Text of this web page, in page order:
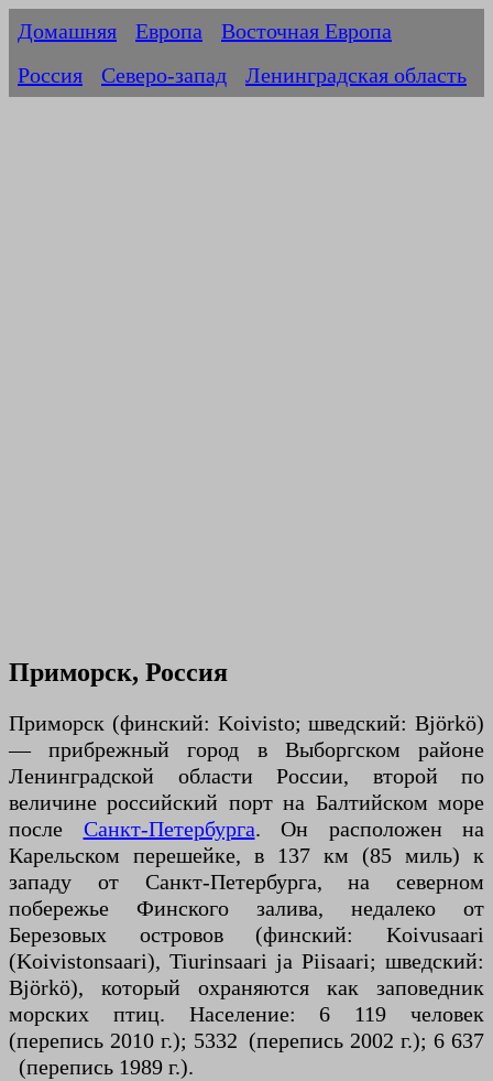
Домашняя Европа
Восточная Европа
Россия
Северо-запад Ленинградская область
Приморск, Россия
Приморск (финский: Koivisto; шведский: Björkö)
— прибрежный город в Выборгском районе
Ленинградской области России, второй по
величине российский порт на Балтийском море
после Санкт-Петербурга. Он расположен на
Карельском перешейке, в 137 км (85 миль) к
западу от Санкт-Петербурга, на северном
побережье Финского залива, недалеко от
Березовых островов (финский: Koivusaari
(Koivistonsaari), Tiurinsaari ja Piisaari; шведский:
Björkö), который охраняются как заповедник
морских птиц. Население: 6 119 человек
(перепись 2010 г.); 5332 (перепись 2002 г.); 6 637
(перепись 1989 г.).